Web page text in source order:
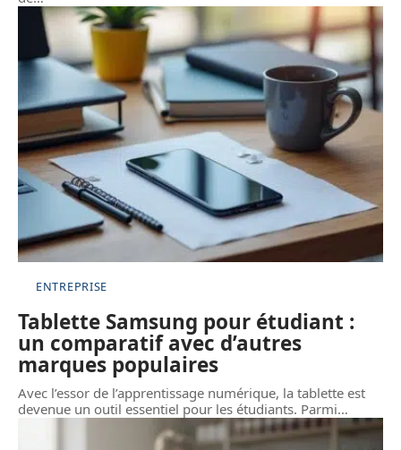
ENTREPRISE
Tablette Samsung pour étudiant :
un comparatif avec d’autres
marques populaires
Avec l’essor de l’apprentissage numérique, la tablette est
devenue un outil essentiel pour les étudiants. Parmi…